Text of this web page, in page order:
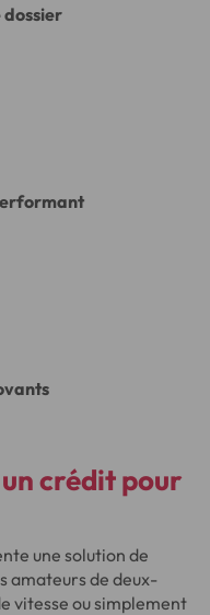
crédit pour
une solution de
amateurs de deux-
vitesse ou simplement